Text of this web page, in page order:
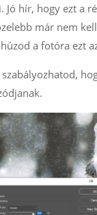
Jó hír, hogy ezt a
már nem
a fotóra ezt